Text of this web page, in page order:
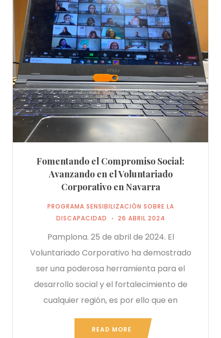
Fomentando el Compromiso Social:
Avanzando en el Voluntariado
Corporativo en Navarra
PROGRAMA SENSIBILIZACIÓN SOBRE LA
DISCAPACIDAD
26 ABRIL 2024
Pamplona. 25 de abril de 2024. El
Voluntariado Corporativo ha demostrado
ser una poderosa herramienta para el
desarrollo social y el fortalecimiento de
cualquier región, es por ello que en
READ MORE